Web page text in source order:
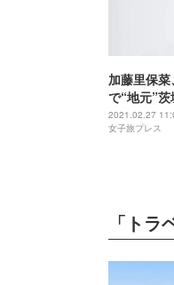
加藤里保
で“地元”
2021.02.27
女子旅プレス
「ト